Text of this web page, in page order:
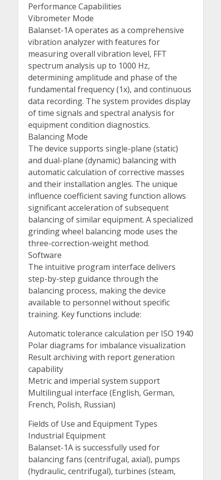
Performance Capabilities
Vibrometer Mode
Balanset-1A operates as a comprehensive
vibration analyzer with features for
measuring overall vibration level, FFT
spectrum analysis up to 1000 Hz,
determining amplitude and phase of the
fundamental frequency (1x), and continuous
data recording. The system provides display
of time signals and spectral analysis for
equipment condition diagnostics.
Balancing Mode
The device supports single-plane (static)
and dual-plane (dynamic) balancing with
automatic calculation of corrective masses
and their installation angles. The unique
influence coefficient saving function allows
significant acceleration of subsequent
balancing of similar equipment. A specialized
grinding wheel balancing mode uses the
three-correction-weight method.
Software
The intuitive program interface delivers
step-by-step guidance through the
balancing process, making the device
available to personnel without specific
training. Key functions include:
Automatic tolerance calculation per ISO 1940
Polar diagrams for imbalance visualization
Result archiving with report generation
capability
Metric and imperial system support
Multilingual interface (English, German,
French, Polish, Russian)
Fields of Use and Equipment Types
Industrial Equipment
Balanset-1A is successfully used for
balancing fans (centrifugal, axial), pumps
(hydraulic, centrifugal), turbines (steam,